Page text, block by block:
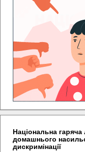
Національна гаряча
домашнього
дискримінації